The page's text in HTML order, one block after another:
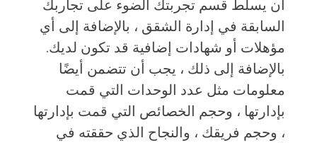
أن يسلط قسم تجربتك الضوء على تجاربك
السابقة في إدارة الشقق ، بالإضافة إلى أي
مؤهلات أو شهادات إضافية قد تكون لديك.
بالإضافة إلى ذلك ، يجب أن تتضمن أيضًا
معلومات مثل عدد الوحدات التي قمت
بإدارتها ، وحجم الخصائص التي قمت بإدارتها
، وحجم فريقك ، والنجاح الذي حققته في